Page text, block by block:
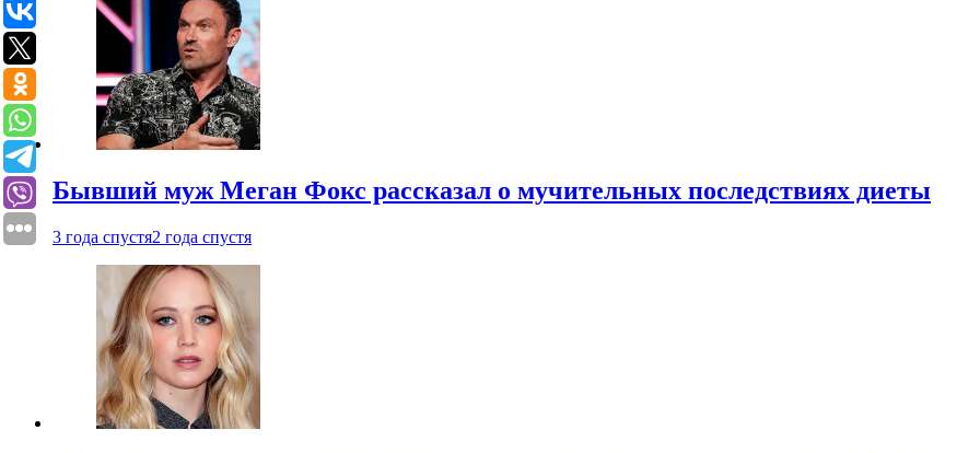
Бывший муж Меган Фокс рассказал о мучительных последствиях диеты
3 года спустя2 года спустя